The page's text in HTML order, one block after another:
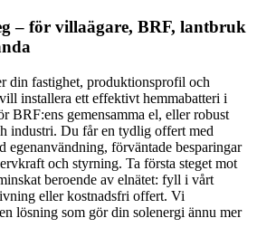
– för villaägare, BRF, lantbruk
din fastighet, produktionsprofil och
installera ett effektivt hemmabatteri i
BRF:ens gemensamma el, eller robust
industri. Du får en tydlig offert med
egenanvändning, förväntade besparingar
och styrning. Ta första steget mot
beroende av elnätet: fyll i vårt
eller kostnadsfri offert. Vi
lösning som gör din solenergi ännu mer